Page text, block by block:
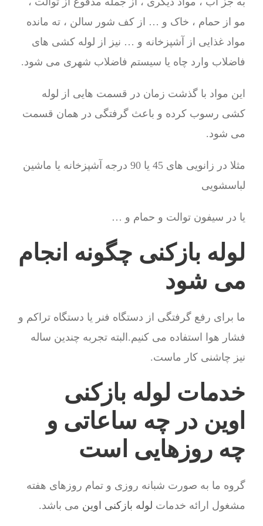
مو از حمام ، خاک و … از کف شور سالن ، ته مانده
مواد غذایی از آشپزخانه و … نیز از لوله کشی های
فاضلاب وارد چاه یا سیستم فاضلاب شهری می شود.
این مواد با گذشت زمان در قسمت هایی از لوله
کشی رسوب کرده و باعث گرفتگی در همان قسمت
می شود.
مثلا در زانویی های 45 یا 90 درجه آشپزخانه یا ماشین
لباسشویی
یا در سیفون توالت و حمام و …
لوله بازکنی چگونه انجام
می شود
ما برای رفع گرفتگی از دستگاه فنر یا دستگاه تراکم و
فشار هوا استفاده می کنیم.البته تجربه چندین ساله
نیز چاشنی کار ماست.
خدمات لوله بازکنی
اوین در چه ساعاتی و
چه روزهایی است
گروه ما به صورت شبانه روزی و تمام روزهای هفته
مشغول ارائه خدمات لوله بازکنی اوین می باشد.